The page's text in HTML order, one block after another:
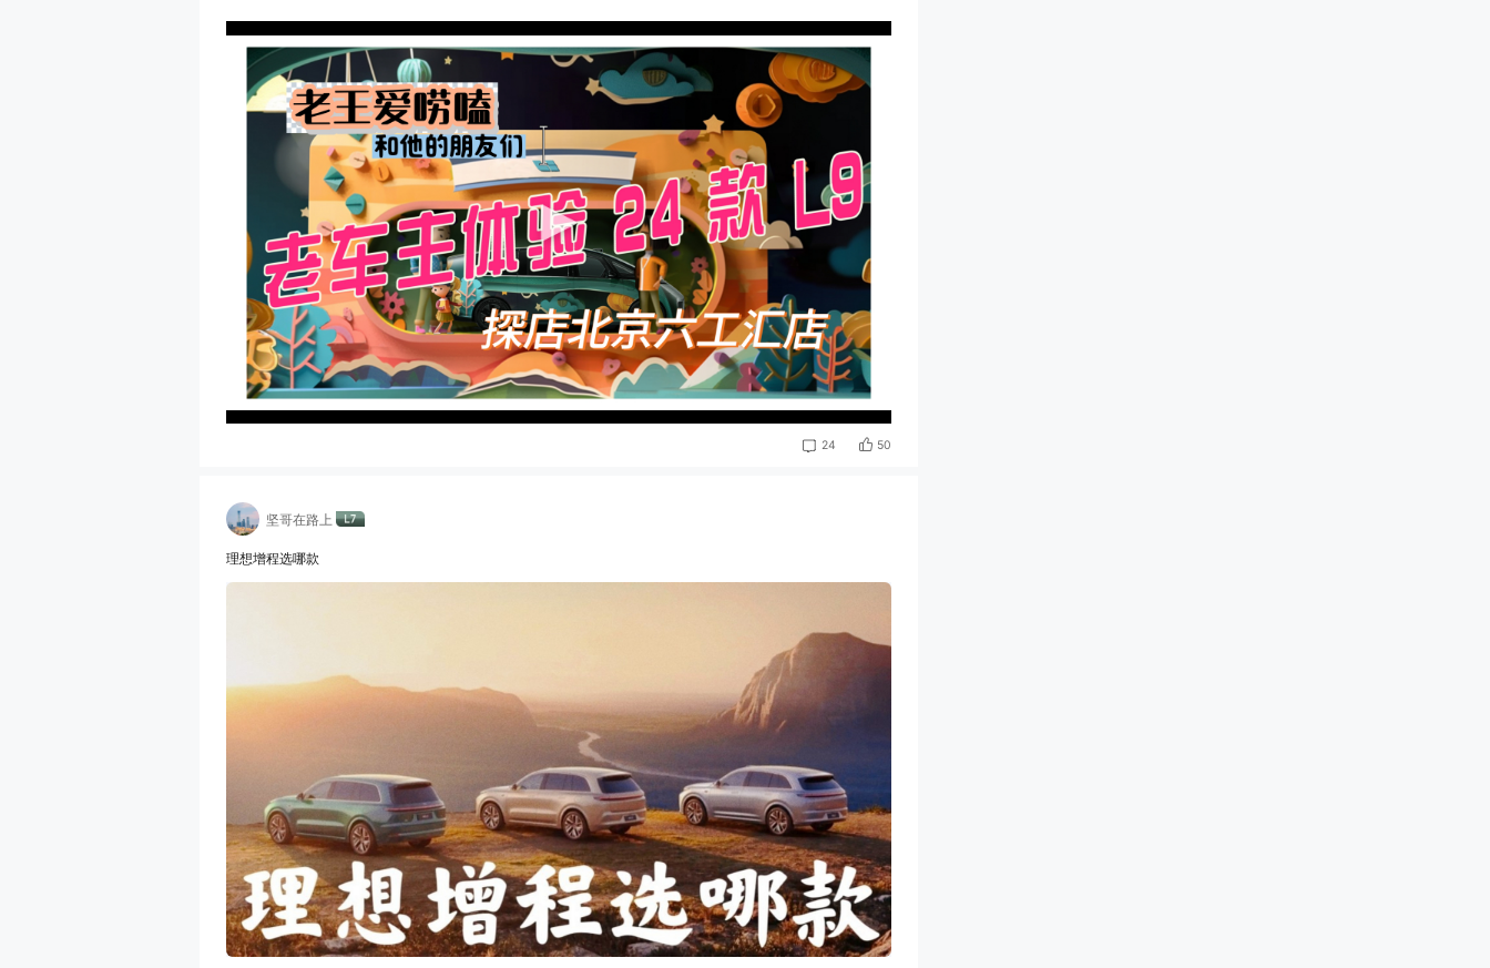
视频中试驾车为24款 L9 Ultra（售价45.98）
由于我们几个不是对音响特别敏感的车主，再加上设备很难录下来现场聆听的感觉，所以24款L系列上搭载的铂金
音响系统视频中没有介绍，大家感兴趣的可以去店里实际体验一下~
总结一下 23 款 L9 Max 和 24 款 L9 Ultra的主要几个区别如下：
1.双腔空悬（软硬可调范围更大）
2.铂金音响系统（中高音更细腻，低音更深沉）
3.主驾坐垫软硬可调（可与底盘动态同步调整）
4.16 点 Spa 按摩（带臀部按摩）
5.二排右侧皇后座（接近零重力体验）
6.负离子发生器+二氧化碳浓度监测
24 50
坚哥在路上
理想增程选哪款